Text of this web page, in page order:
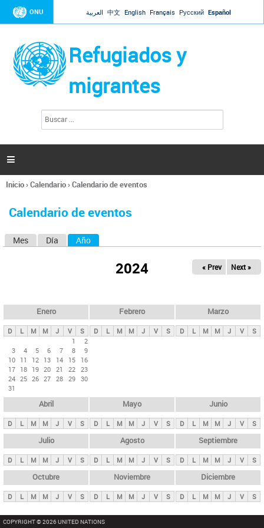
Jump to navigation
ONU العربية 中文 English Français Русский Español
Refugiados y
migrantes
l
d
s

Se
usted
Inicio›Calendario›Calendario de eventos
Calendario de eventos
s
p
n
c
i
p
l
e
s
Mes Día Año
2024 « Prev Next »
Enero
D L M M J V
S
1
2
3
4 5 6 7 8
9
10 11 12 13 14 15
16
17 18 19 20 21 22 23
24 25 26 27 28 29 30
31
Febrero
D L M M J V S
Marzo
D L M M J V S
Abril
D L M M J V S
Mayo
D L M M J V S
Junio
D L M M J V S
Julio
D L M M J V S
Agosto
D L M M J V S
Septiembre
D L M M J V S
Octubre
D L M M J V S
Noviembre
D L M M J V S
Diciembre
D L M M J V S
COPYRIGHT © 2026 UNITED NATIONS